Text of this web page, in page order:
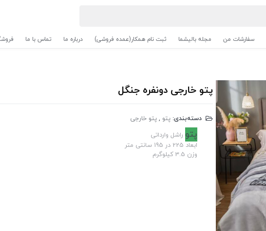
سفارشات من مجله بالیشما ثبت نام همکار(عمده فروشی) درباره ما تماس با ما
پتو خارجی دونفره جنگل
دسته‌بندی: پتو ,پتو خارجی
پتو راشل وارداتی
ابعاد 225 در 195 سانتی متر
وزن 3.5 کیلوگرم